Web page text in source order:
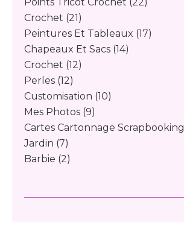
Crochet (21)
Peintures Et Tableaux (17)
Chapeaux Et Sacs (14)
Crochet (12)
Perles (12)
Customisation (10)
Mes Photos (9)
Cartes Cartonnage Scrapbooking
Jardin (7)
Barbie (2)